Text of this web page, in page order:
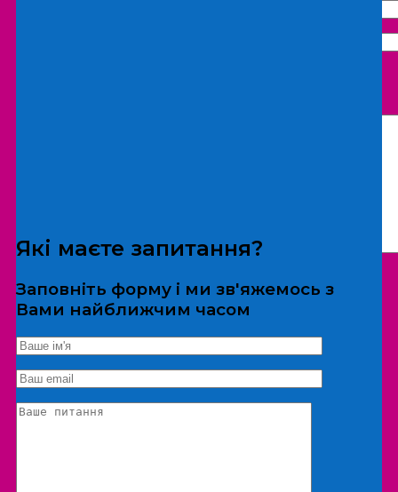
*Дані не передаються третім особам
Екскурсія/локація
Які маєте запитання?
Заповніть форму і ми зв'яжемось з
Вами найближчим часом